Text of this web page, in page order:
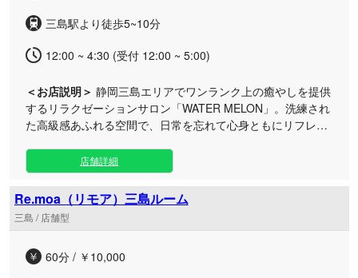
三島駅より徒歩5~10分
12:00 ~ 4:30 (受付 12:00 ~ 5:00)
＜お店説明＞ 静岡三島エリアでワンランク上の癒やしを提供
するリラクゼーションサロン「WATER MELON」。洗練され
た高級感あふれる空間で、日常を忘れて心身ともにリフレッ
日々の忙しさから離れて贅沢な時間を過ごしたい方に最適
な、非日常を感じられる落ち着いた上質な空間をご用意して
おります。高い接客力と優れた施術レベルを兼ね備えた厳選
されたセラピストが、お客様一人ひとりに寄り添い、細やか
で丁寧な施術を行います。 お仕事帰りの疲れた体を癒やした
軽にご利用いただけます。静岡三島で特別なリフレッシュの
店舗詳細
Re.moa（リモア）三島ルーム
三島 / 店舗型
60分 / ￥10,000